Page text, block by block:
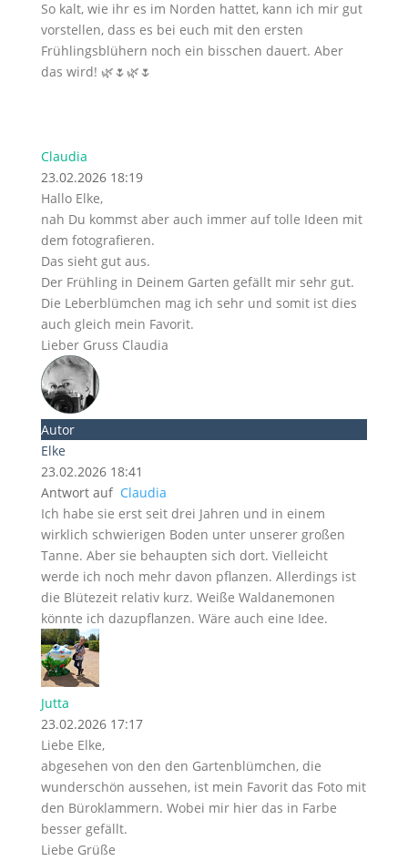
So kalt, wie ihr es im Norden hattet, kann ich mir gut
vorstellen, dass es bei euch mit den ersten
Frühlingsblühern noch ein bisschen dauert. Aber
das wird! 🌿🌷🌿🌷
Claudia
23.02.2026 18:19
Hallo Elke,
nah Du kommst aber auch immer auf tolle Ideen mit
dem fotografieren.
Das sieht gut aus.
Der Frühling in Deinem Garten gefällt mir sehr gut.
Die Leberblümchen mag ich sehr und somit ist dies
auch gleich mein Favorit.
Lieber Gruss Claudia
Autor
Elke
23.02.2026 18:41
Antwort auf Claudia
Ich habe sie erst seit drei Jahren und in einem
wirklich schwierigen Boden unter unserer großen
Tanne. Aber sie behaupten sich dort. Vielleicht
werde ich noch mehr davon pflanzen. Allerdings ist
die Blütezeit relativ kurz. Weiße Waldanemonen
könnte ich dazupflanzen. Wäre auch eine Idee.
Jutta
23.02.2026 17:17
Liebe Elke,
abgesehen von den den Gartenblümchen, die
wunderschön aussehen, ist mein Favorit das Foto mit
den Büroklammern. Wobei mir hier das in Farbe
besser gefällt.
Liebe Grüße